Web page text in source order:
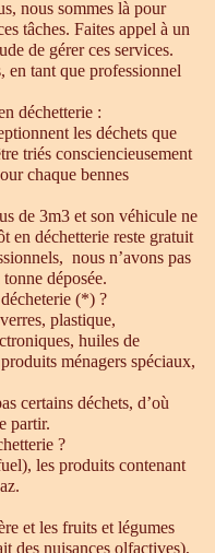
nous sommes là pour
tâches. Faites appel à un
de gérer ces services.
en tant que professionnel
déchetterie :
les déchets que
triés consciencieusement
chaque bennes
de 3m3 et son véhicule ne
en déchetterie reste gratuit
nous n’avons pas
déposée.
(*) ?
plastique,
huiles de
ménagers spéciaux,
certains déchets, d’où
partir.
?
les produits contenant
et les fruits et légumes
des nuisances olfactives),